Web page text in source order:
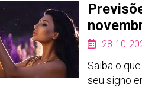
28-10-
Saiba o
seu signo